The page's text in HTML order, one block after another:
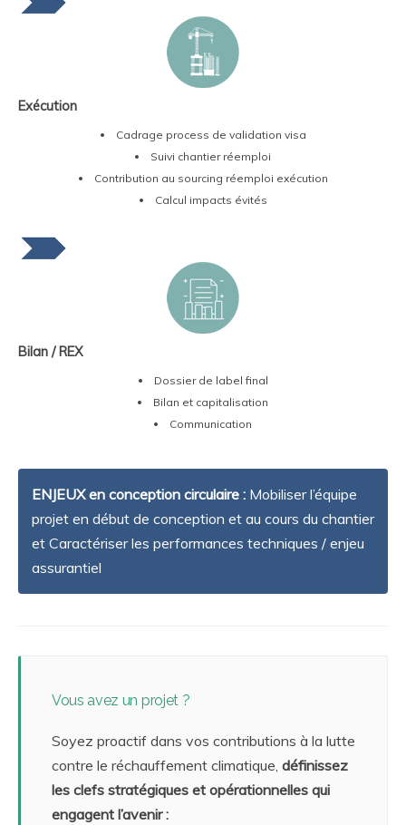
Exécution
Cadrage process de validation visa
Suivi chantier réemploi
Contribution au sourcing réemploi exécution
Calcul impacts évités
Bilan / REX
Dossier de label final
Bilan et capitalisation
Communication
ENJEUX en conception circulaire : Mobiliser l’équipe
projet en début de conception et au cours du chantier
et Caractériser les performances techniques / enjeu
assurantiel
Vous avez un projet ?
Soyez proactif dans vos contributions à la lutte
contre le réchauffement climatique, définissez
les clefs stratégiques et opérationnelles qui
engagent l’avenir :